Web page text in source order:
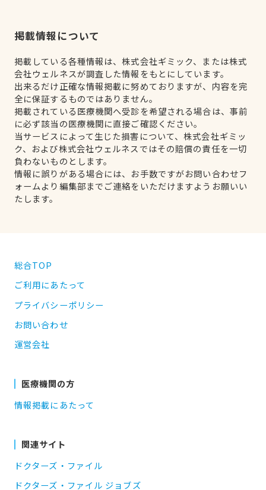
掲載情報について
掲載している各種情報は、株式会社ギミック、または株式
会社ウェルネスが調査した情報をもとにしています。
出来るだけ正確な情報掲載に努めておりますが、内容を完
全に保証するものではありません。
掲載されている医療機関へ受診を希望される場合は、事前
に必ず該当の医療機関に直接ご確認ください。
当サービスによって生じた損害について、株式会社ギミッ
ク、および株式会社ウェルネスではその賠償の責任を一切
負わないものとします。
情報に誤りがある場合には、お手数ですがお問い合わせフ
ォームより編集部までご連絡をいただけますようお願いい
たします。
総合TOP
ご利用にあたって
プライバシーポリシー
お問い合わせ
運営会社
医療機関の方
情報掲載にあたって
関連サイト
ドクターズ・ファイル
ドクターズ・ファイル ジョブズ